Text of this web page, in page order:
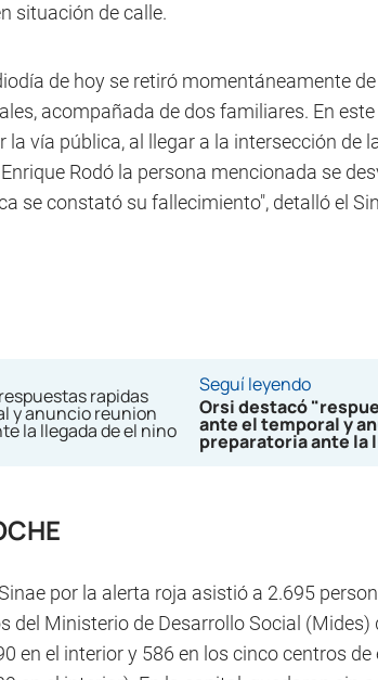
situación de calle.
de hoy se retiró momentáneamente
acompañada de dos familiares. En
la vía pública, al llegar a la intersección de
Rodó la persona mencionada se
se constató su fallecimiento", detalló el
Seguí leyendo
Orsi destacó
ante el temporal y
preparatoria ante la
por la alerta roja asistió a 2.695
del Ministerio de Desarrollo Social (Mides)
en el interior y 586 en los cinco centros